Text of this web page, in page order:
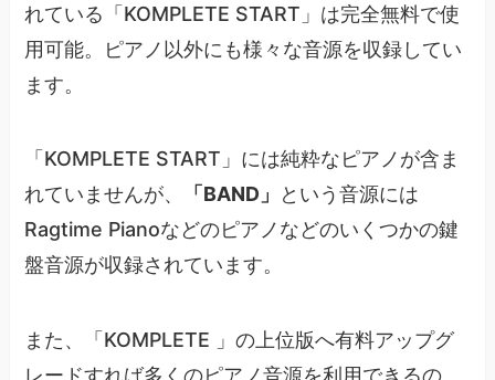
れている「KOMPLETE START」は完全無料で使
用可能。ピアノ以外にも様々な音源を収録してい
ます。
「KOMPLETE START」には純粋なピアノが含ま
れていませんが、
「BAND」
という音源には
Ragtime Pianoなどのピアノなどのいくつかの鍵
盤音源が収録されています。
また、「KOMPLETE 」の上位版へ有料アップグ
レードすれば多くのピアノ音源を利用できるの